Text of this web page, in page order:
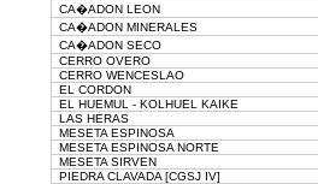
CA�ADON LEON
CA�ADON MINERALES
CA�ADON SECO
CERRO OVERO
CERRO WENCESLAO
EL CORDON
EL HUEMUL - KOLHUEL KAIKE
LAS HERAS
MESETA ESPINOSA
MESETA ESPINOSA NORTE
MESETA SIRVEN
PIEDRA CLAVADA [CGSJ IV]